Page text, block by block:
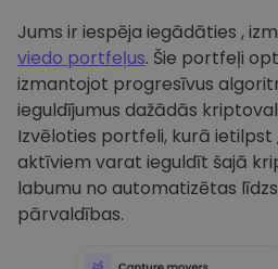
Jums ir iespēja iegādāties ,
viedo portfeļus. Šie portfeļi
izmantojot progresīvus
ieguldījumus dažādās
Izvēloties portfeli, kurā ietilpst
aktīviem varat ieguldīt šajā
labumu no automatizētas
pārvaldības.